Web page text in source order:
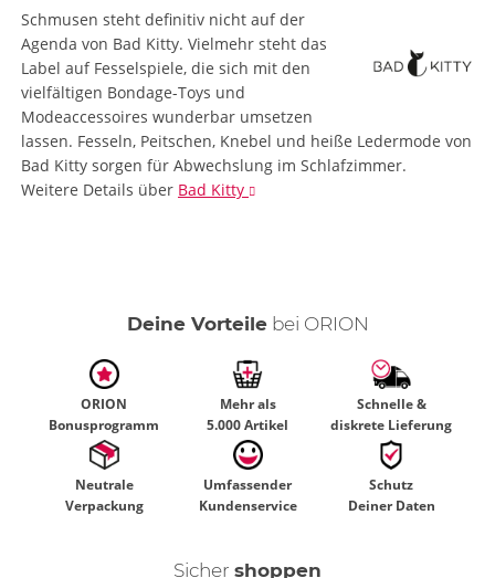
Schmusen steht definitiv nicht auf der
Agenda von Bad Kitty. Vielmehr steht das
Label auf Fesselspiele, die sich mit den
vielfältigen Bondage-Toys und
Modeaccessoires wunderbar umsetzen
lassen. Fesseln, Peitschen, Knebel und heiße Ledermode von
Bad Kitty sorgen für Abwechslung im Schlafzimmer.
Weitere Details über Bad Kitty
Deine Vorteilebei ORION
ORION
Bonusprogramm
Mehr als
5.000 Artikel
Schnelle &
diskrete Lieferung
Neutrale
Verpackung
Umfassender
Kundenservice
Schutz
Deiner Daten
Sicher shoppen